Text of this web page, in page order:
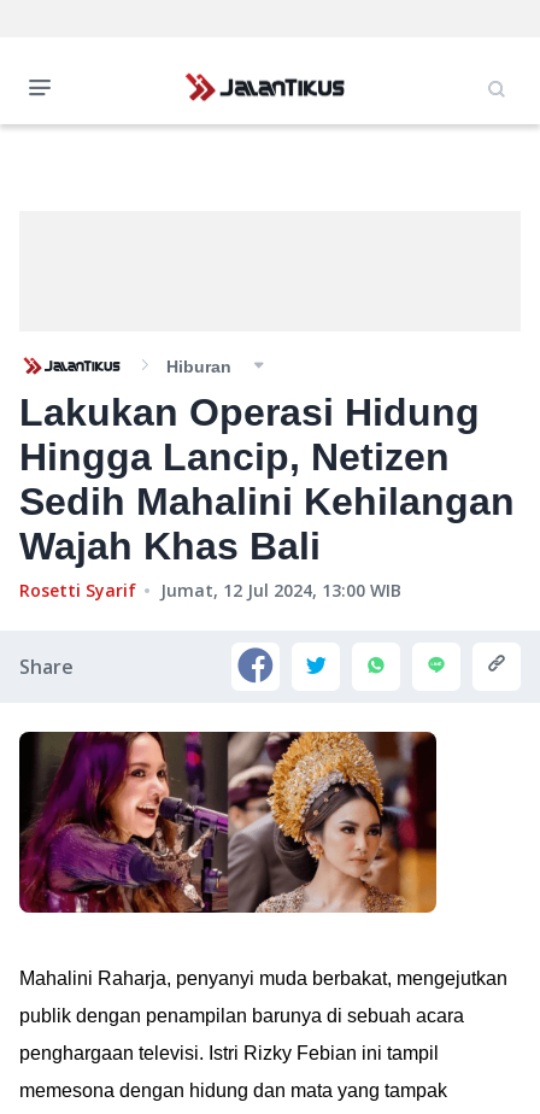
Hiburan
Lakukan Operasi Hidung
Hingga Lancip, Netizen
Sedih Mahalini Kehilangan
Wajah Khas Bali
Rosetti Syarif Jumat, 12 Jul 2024, 13:00 WIB
Share
Mahalini Raharja, penyanyi muda berbakat, mengejutkan
publik dengan penampilan barunya di sebuah acara
penghargaan televisi. Istri Rizky Febian ini tampil
memesona dengan hidung dan mata yang tampak